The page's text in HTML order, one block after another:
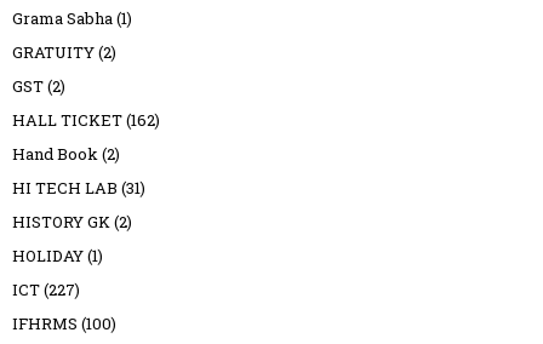
Grama Sabha (1)
GRATUITY(2)
GST(2)
HALL TICKET(162)
Hand Book (2)
HI TECH LAB (31)
HISTORY GK (2)
HOLIDAY(1)
ICT(227)
IFHRMS (100)